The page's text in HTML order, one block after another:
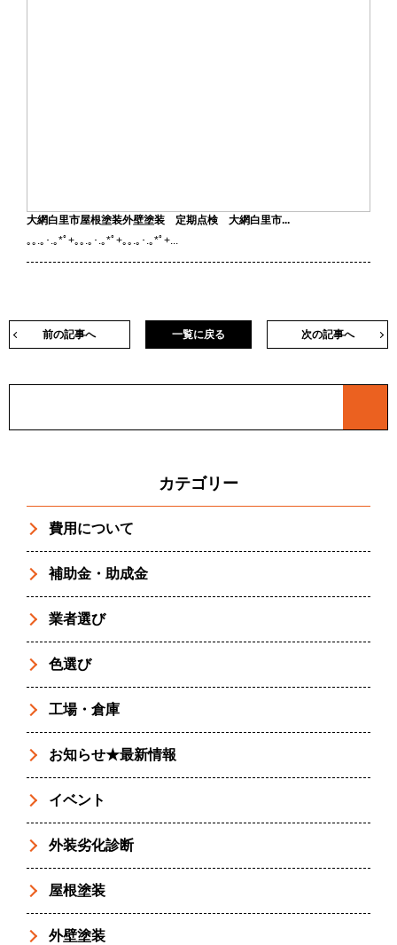
大網白里市屋根塗装外壁塗装 定期点検 大網白里市...
｡｡.｡･.｡*ﾟ+｡｡.｡･.｡*ﾟ+｡｡.｡･.｡*ﾟ+...
前の記事へ 次の記事へ
一覧に戻る
カテゴリー
費用について
補助金・助成金
業者選び
色選び
工場・倉庫
お知らせ★最新情報
イベント
外装劣化診断
屋根塗装
外壁塗装